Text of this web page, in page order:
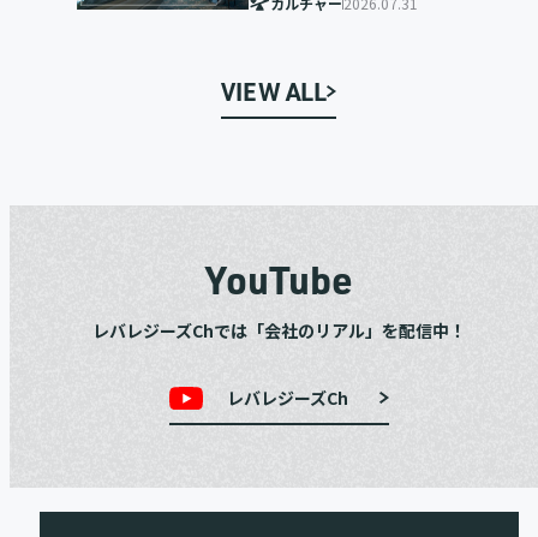
VIEW ALL
YouTube
レバレジーズChでは「会社のリアル」を配信中！
レバレジーズCh